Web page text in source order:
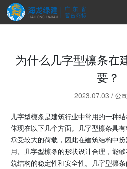
为什么几字型檩条在
要？
2023.07.03 / 公
几字型檩条是建筑行业中常用的一种
体现在以下几个方面。几字型檩条具
承受较大的荷载，因此在建筑结构中
用。几字型檩条的形状设计合理，能
筑结构的稳定性和安全性。几字型檩